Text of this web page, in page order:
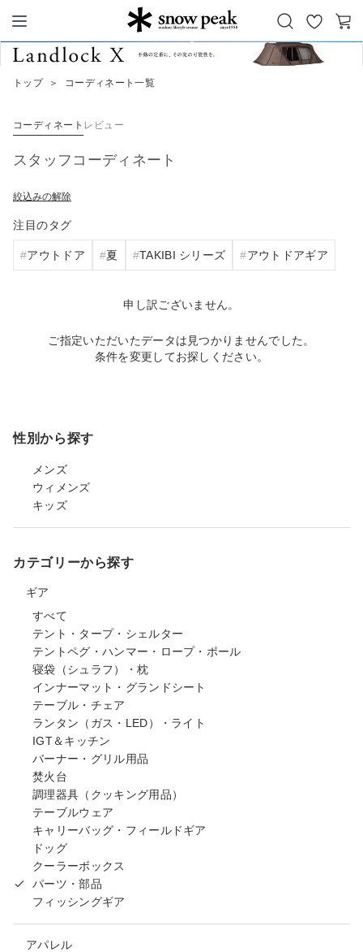
Snow Peak
お
気
カ
トップ ＞ コーディネート一覧
コーディネート レビュー
スタッフコーディネート
絞込みの解除
注目のタグ
アウトドア 夏 TAKIBI シリーズ アウトドアギア
申し訳ございません。
ご指定いただいたデータは見つかりませんでした。
条件を変更してお探しください。
性別から探す
メンズ
ウィメンズ
キッズ
カテゴリーから探す
ギア
すべて
テント・タープ・シェルター
テントペグ・ハンマー・ロープ・ポール
寝袋（シュラフ）・枕
インナーマット・グランドシート
テーブル・チェア
ランタン（ガス・LED）・ライト
IGT＆キッチン
バーナー・グリル用品
焚火台
調理器具（クッキング用品）
テーブルウェア
キャリーバッグ・フィールドギア
ドッグ
クーラーボックス
パーツ・部品
フィッシングギア
アパレル